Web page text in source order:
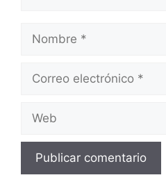
Nombre
Correo
Web